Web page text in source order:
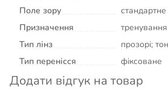
Поле зору
стандартне
Призначення
тренування
Тип лінз
прозорі;
Тип перенісся
фіксоване
Додати відгук на товар